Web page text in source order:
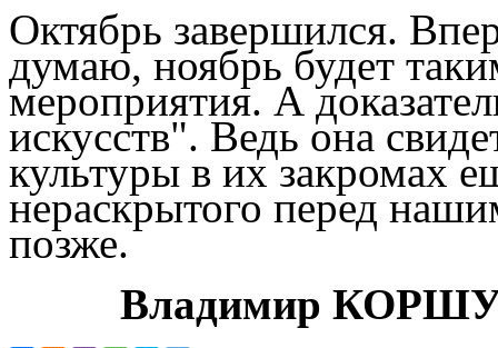
Октябрь завершился.
думаю, ноябрь будет
мероприятия. А
искусств". Ведь она
культуры в их закромах
нераскрытого перед
позже.
Владимир